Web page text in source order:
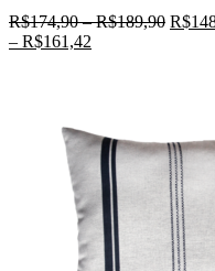
R$174,90–R$189,90 R$
– R$161,42